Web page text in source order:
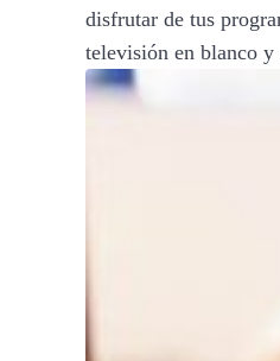
disfrutar de tus
televisión en blanco